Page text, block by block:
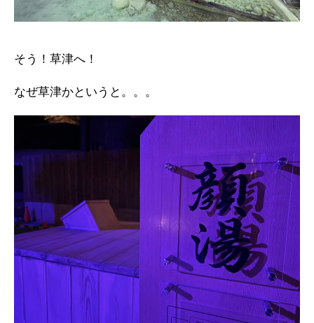
そう！草津へ！
なぜ草津かというと。。。